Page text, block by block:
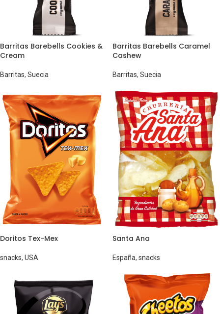
Barritas Barebells Cookies &
Cream
Barritas, Suecia
Barritas Barebells Caramel
Cashew
Barritas, Suecia
Doritos Tex-Mex
snacks, USA
Santa Ana
España, snacks